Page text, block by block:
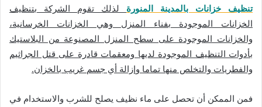
تنظيف خزانات بالمدينة المنورة لذلك تقوم الشركة بتنظيف
الخزانات الموجودة بفناء المنزل وهي الخزانات الخرسانية،
والخزانات الموجودة على سطح المنزل المصنوعة من البلاستيك
بأدوات التنظيف الموجودة لديها ومعقمات قادرة على قتل الجراثيم
والفطريات والتخلص منها تماما وإزالة أي جسم غريب بالخزان.
فمن الممكن أن تحصل على ماء نظيف يصلح للشرب والاستخدام في